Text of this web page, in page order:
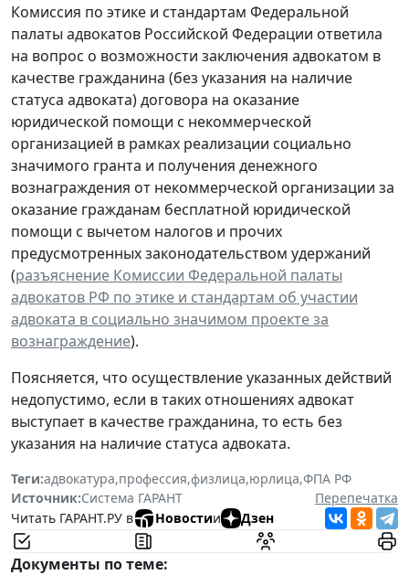
Комиссия по этике и стандартам Федеральной
палаты адвокатов Российской Федерации ответила
на вопрос о возможности заключения адвокатом в
качестве гражданина (без указания на наличие
статуса адвоката) договора на оказание
юридической помощи с некоммерческой
организацией в рамках реализации социально
значимого гранта и получения денежного
вознаграждения от некоммерческой организации за
оказание гражданам бесплатной юридической
помощи с вычетом налогов и прочих
предусмотренных законодательством удержаний
(разъяснение Комиссии Федеральной палаты
адвокатов РФ по этике и стандартам об участии
адвоката в социально значимом проекте за
вознаграждение).
Поясняется, что осуществление указанных действий
недопустимо, если в таких отношениях адвокат
выступает в качестве гражданина, то есть без
указания на наличие статуса адвоката.
Теги:адвокатура,профессия,физлица,юрлица,ФПА РФ
Источник:Система ГАРАНТ
Перепечатка
Читать ГАРАНТ.РУ в
Новостии Дзен
Документы по теме: